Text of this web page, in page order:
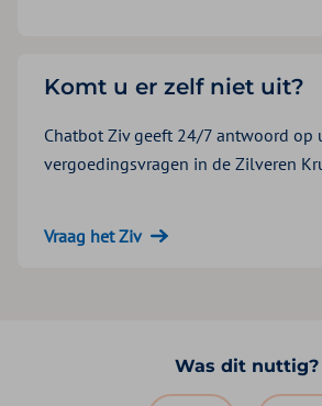
Komt u er zelf niet uit?
Chatbot Ziv geeft 24/7 antwoord op
vergoedingsvragen in de Zilveren
Vraag het Ziv
Was dit nuttig?